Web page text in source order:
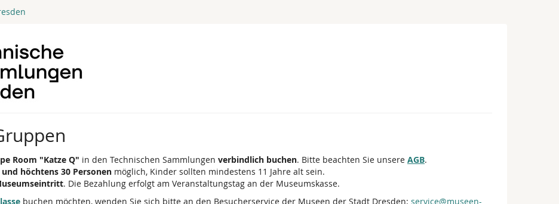
Room "Katze Q" in den Technischen Sammlungen verbindlich buchen. Bitte beachten Sie unsere AGB.
höchtens 30 Personen möglich, Kinder sollten mindestens 11 Jahre alt sein.
. Die Bezahlung erfolgt am Veranstaltungstag an der Museumskasse.
buchen möchten, wenden Sie sich bitte an den Besucherservice der Museen der Stadt Dresden: service@museen-